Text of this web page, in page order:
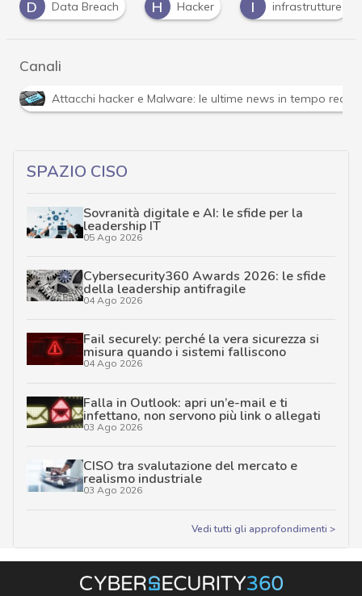
D Data Breach H Hacker I infrastrutture
Canali
Attacchi hacker e Malware: le ultime news in tempo
SPAZIO CISO
Sovranità digitale e AI: le sfide per la
leadership IT
05 Ago 2026
Cybersecurity360 Awards 2026: le sfide
della leadership antifragile
04 Ago 2026
Fail securely: perché la vera sicurezza si
misura quando i sistemi falliscono
04 Ago 2026
Falla in Outlook: apri un’e-mail e ti
infettano, non servono più link o allegati
03 Ago 2026
CISO tra svalutazione del mercato e
realismo industriale
03 Ago 2026
Vedi tutti gli approfondimenti >